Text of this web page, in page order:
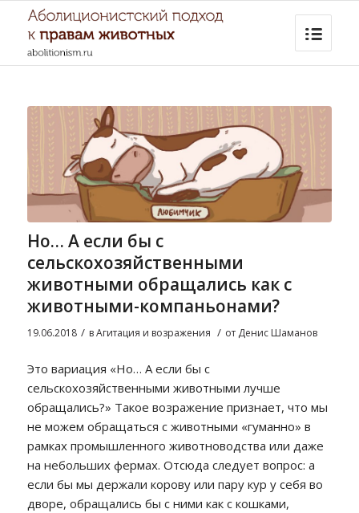
Но… А если бы с
сельскохозяйственными
животными обращались как с
животными-компаньонами?
19.06.2018 / вАгитация и возражения / от Денис Шаманов
Это вариация «Но… А если бы с
сельскохозяйственными животными лучше
обращались?» Такое возражение признает, что мы
не можем обращаться с животными «гуманно» в
рамках промышленного животноводства или даже
на небольших фермах. Отсюда следует вопрос: а
если бы мы держали корову или пару кур у себя во
дворе, обращались бы с ними как с кошками,